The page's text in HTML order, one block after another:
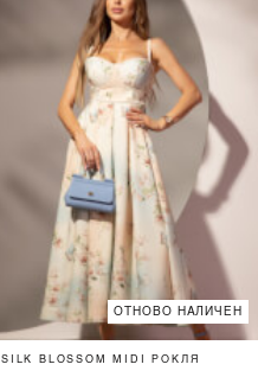
ОТНОВО НАЛИЧЕН
SILK BLOSSOM MIDI РОКЛЯ